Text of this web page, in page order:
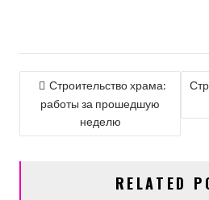
НАВИГАЦИЯ
ПО
ЗАПИСЯМ
Строительство храма:
работы за прошедшую
неделю
RELATED